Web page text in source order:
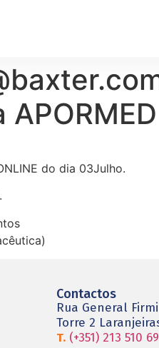
do dia 03Julho.
Contactos
Rua General
Torre 2
T. (+351) 213 510